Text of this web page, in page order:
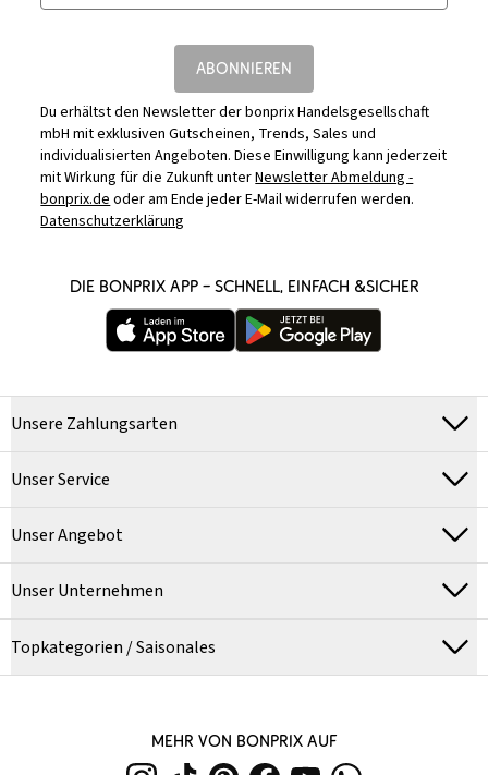
ABONNIEREN
Du erhältst den Newsletter der bonprix Handelsgesellschaft
mbH mit exklusiven Gutscheinen, Trends, Sales und
individualisierten Angeboten. Diese Einwilligung kann jederzeit
mit Wirkung für die Zukunft unterNewsletter Abmeldung -
bonprix.deoder am Ende jeder E-Mail widerrufen werden.
Datenschutzerklärung
DIE BONPRIX APP – SCHNELL, EINFACH &SICHER
Unsere Zahlungsarten
Unser Service
Unser Angebot
Unser Unternehmen
Topkategorien / Saisonales
MEHR VON BONPRIX AUF